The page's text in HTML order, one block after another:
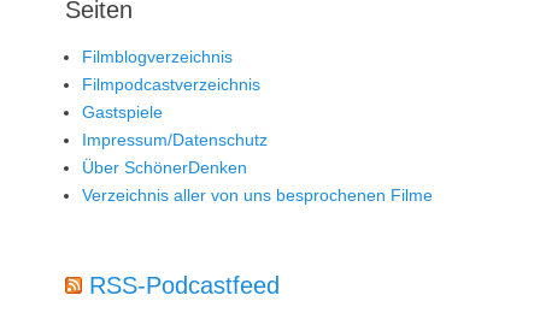
Seiten
Filmblogverzeichnis
Filmpodcastverzeichnis
Gastspiele
Impressum/Datenschutz
Über SchönerDenken
Verzeichnis aller von uns besprochenen Filme
RSS-Podcastfeed